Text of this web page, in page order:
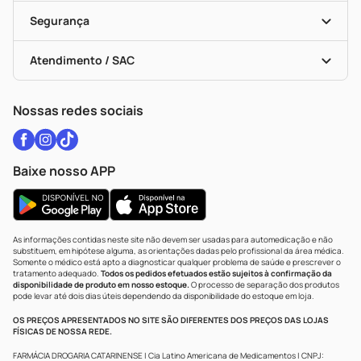
Cupons E Ofertas
Black Friday
Alomed
Formas De Pagamento
Troca E Devolução
Bulas De A A Z
Políticas De Marketplace
Vacinas
Serviços Farmacêuticos
Testes Rápidos
Autoteste Covid-19
Vacinas
Segurança
Certificado De Segurança
Portal Da Privacidade
Atendimento / SAC
WhatsApp (47) 9202-1687
Nossas redes sociais
Baixe nosso APP
As informações contidas neste site não devem ser usadas para automedicação e não
substituem, em hipótese alguma, as orientações dadas pelo profissional da área médica.
Somente o médico está apto a diagnosticar qualquer problema de saúde e prescrever o
tratamento adequado. Todos os pedidos efetuados estão sujeitos à confirmação da
disponibilidade de produto em nosso estoque.O processo de separação dos produtos
pode levar até dois dias úteis dependendo da disponibilidade do estoque em loja.
OS PREÇOS APRESENTADOS NO SITE SÃO DIFERENTES DOS PREÇOS DAS LOJAS
FÍSICAS DE NOSSA REDE.
FARMÁCIA DROGARIA CATARINENSE | Cia Latino Americana de Medicamentos | CNPJ: